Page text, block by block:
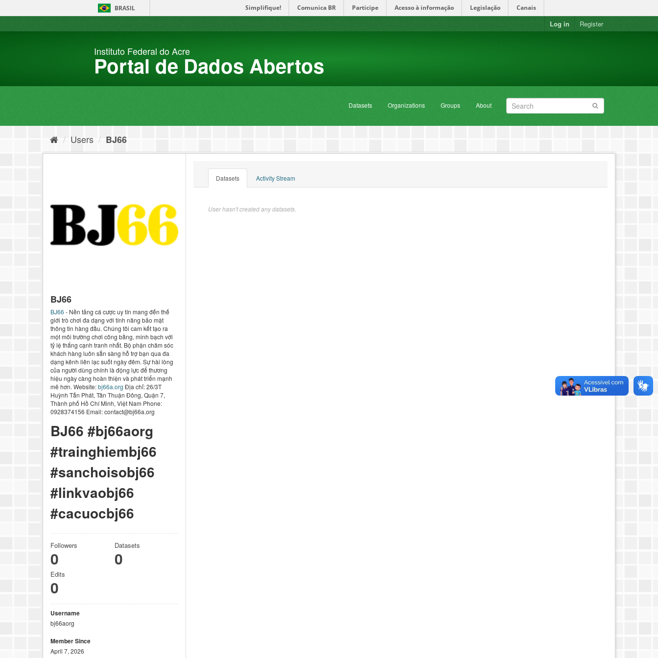
BRASIL Simplifique! Comunica BR Participe Acesso à informação Legislação Canais
Log in Register
Instituto Federal do Acre
Portal de Dados Abertos
Datasets Organizations Groups About
Users BJ66
BJ66
BJ66 - Nền tảng cá cược uy tín mang đến thế
giới trò chơi đa dạng với tính năng bảo mật
thông tin hàng đầu. Chúng tôi cam kết tạo ra
một môi trường chơi công bằng, minh bạch với
tỷ lệ thắng cạnh tranh nhất. Bộ phận chăm sóc
khách hàng luôn sẵn sàng hỗ trợ bạn qua đa
dạng kênh liên lạc suốt ngày đêm. Sự hài lòng
của người dùng chính là động lực để thương
hiệu ngày càng hoàn thiện và phát triển mạnh
mẽ hơn. Website:bj66a.org Địa chỉ: 26/3T
Huỳnh Tấn Phát, Tân Thuận Đông, Quận 7,
Thành phố Hồ Chí Minh, Việt Nam Phone:
0928374156 Email: contact@bj66a.org
BJ66 #bj66aorg
#trainghiembj66
#sanchoisobj66
#linkvaobj66
#cacuocbj66
Followers
0
Datasets
0
Edits
0
Username
bj66aorg
Member Since
April 7, 2026
Datasets Activity Stream
User hasn't created any datasets.